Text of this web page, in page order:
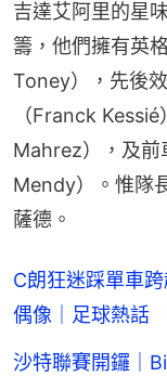
吉達艾阿里的星
籌，他們擁有英
Toney），先後
（Franck
Mahrez），及前
Mendy）。惟隊
薩德。
C朗狂迷踩單車
偶像｜足球熱話
沙特聯賽開鑼｜